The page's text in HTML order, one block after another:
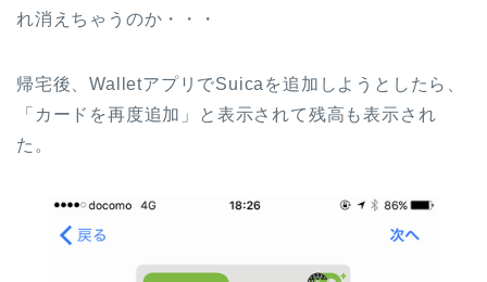
れ消えちゃうのか・・・
帰宅後、WalletアプリでSuicaを追加しようとしたら、
「カードを再度追加」と表示されて残高も表示され
た。